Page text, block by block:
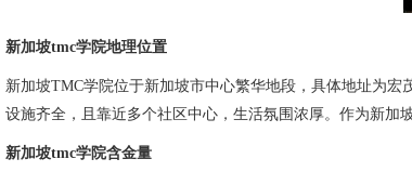
新加坡tmc学院地理位置
新加坡TMC学院位于新加坡市中心繁华地段，具体地址为宏
设施齐全，且靠近多个社区中心，生活氛围浓厚。作为新加
新加坡tmc学院含金量